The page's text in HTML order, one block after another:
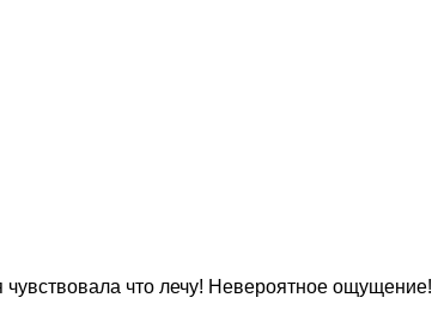
чувствовала что лечу! Невероятное ощущение!